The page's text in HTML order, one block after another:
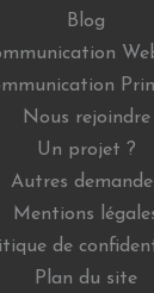
Blog
Nous rejoindre
Un projet ?
Autres
Mentions
de
Plan du site